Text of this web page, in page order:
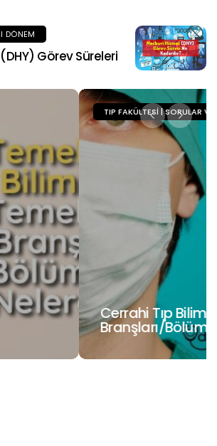
DÖNEM
Görev Süreleri
VE CEVAPLAR
Bilimleri | Cerrahi Tıp
Nelerdir?